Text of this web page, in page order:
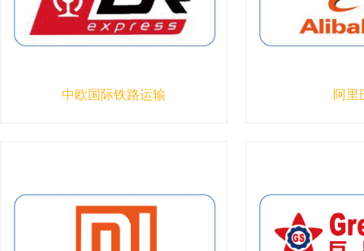
中欧国际铁路运输 阿里